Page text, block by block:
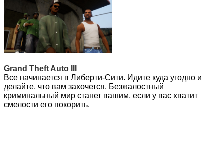
Grand Theft Auto III
Все начинается в Либерти-Сити. Идите куда угодно и
делайте, что вам захочется. Безжалостный
криминальный мир станет вашим, если у вас хватит